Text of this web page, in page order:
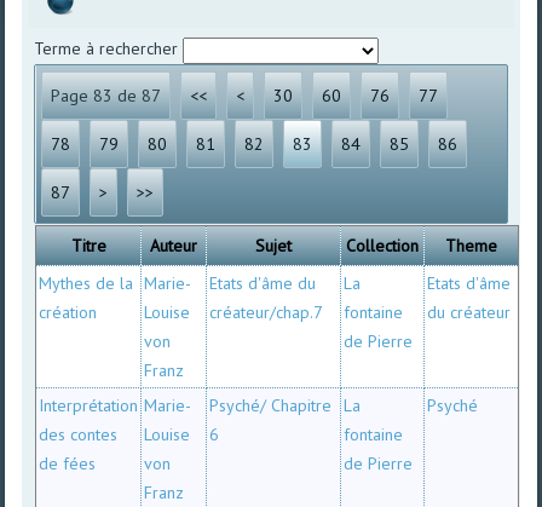
Terme à rechercher
Page 83 de 87 << < 30 60 76 77
78 79 80 81 82 83 84 85 86
87 > >>
Titre Auteur Sujet Collection
Theme
Mythes de la
création
Marie-
Louise
von
Franz
Etats d'âme du
créateur/chap.7
La
fontaine
de Pierre
Etats d'âme
du créateur
Interprétation
des contes
de fées
Marie-
Louise
von
Franz
Psyché/ Chapitre
6
La
fontaine
de Pierre
Psyché